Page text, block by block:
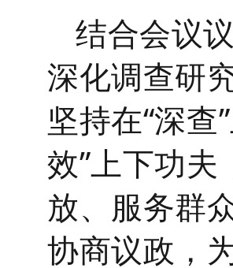
结合会议
深化调查研
坚持在“深查
效”上下功
放、服务群
协商议政，